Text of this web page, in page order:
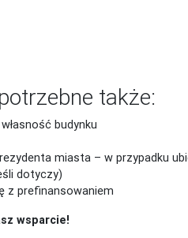
także:
budynku
miasta – w przypadku
dotyczy)
z prefinansowaniem
wsparcie!